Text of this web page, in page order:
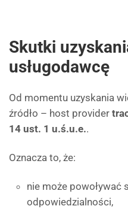
Skutki
usługodawcę
Od momentu uzyskania
źródło – host provider
14 ust. 1 u.ś.u.e..
Oznacza to, że:
nie może powoływać
odpowiedzialności,